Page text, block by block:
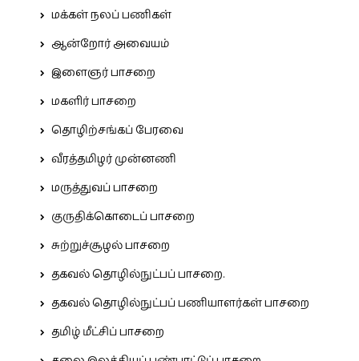
மக்கள் நலப் பணிகள்
ஆன்றோர் அவையம்
இளைஞர் பாசறை
மகளிர் பாசறை
தொழிற்சங்கப் பேரவை
வீரத்தமிழர் முன்னணி
மருத்துவப் பாசறை
குருதிக்கொடைப் பாசறை
சுற்றுச்சூழல் பாசறை
தகவல் தொழில்நுட்பப் பாசறை.
தகவல் தொழில்நுட்பப் பணியாளர்கள் பாசறை
தமிழ் மீட்சிப் பாசறை